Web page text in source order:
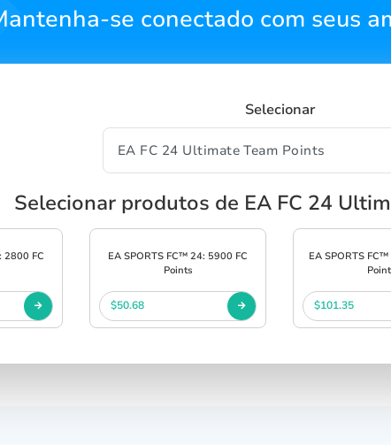
se conectado com seus
Selecionar
Selecionar produtos de EA FC 24
2800 FC
EA SPORTS FC™ 24: 5900 FC
Points
$50.68
EA SPORTS
$101.35